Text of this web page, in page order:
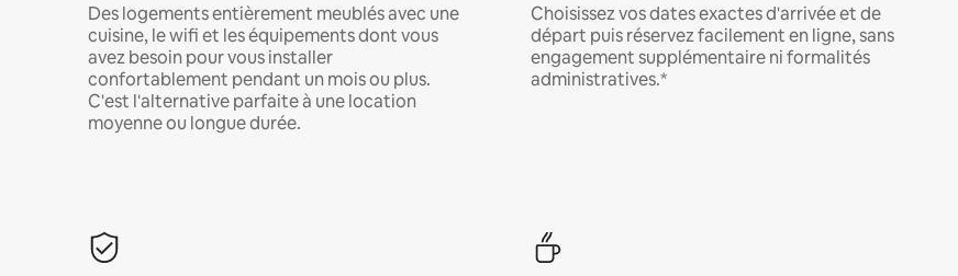
Des logements entièrement meublés avec une
cuisine, le wifi et les équipements dont vous
avez besoin pour vous installer
confortablement pendant un mois ou plus.
C'est l'alternative parfaite à une location
moyenne ou longue durée.
Choisissez vos dates exactes d'arrivée et de
départ puis réservez facilement en ligne, sans
engagement supplémentaire ni formalités
administratives.*